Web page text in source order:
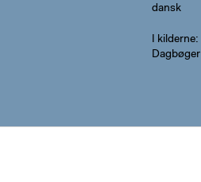
dansk
I kilderne
Dagbøger